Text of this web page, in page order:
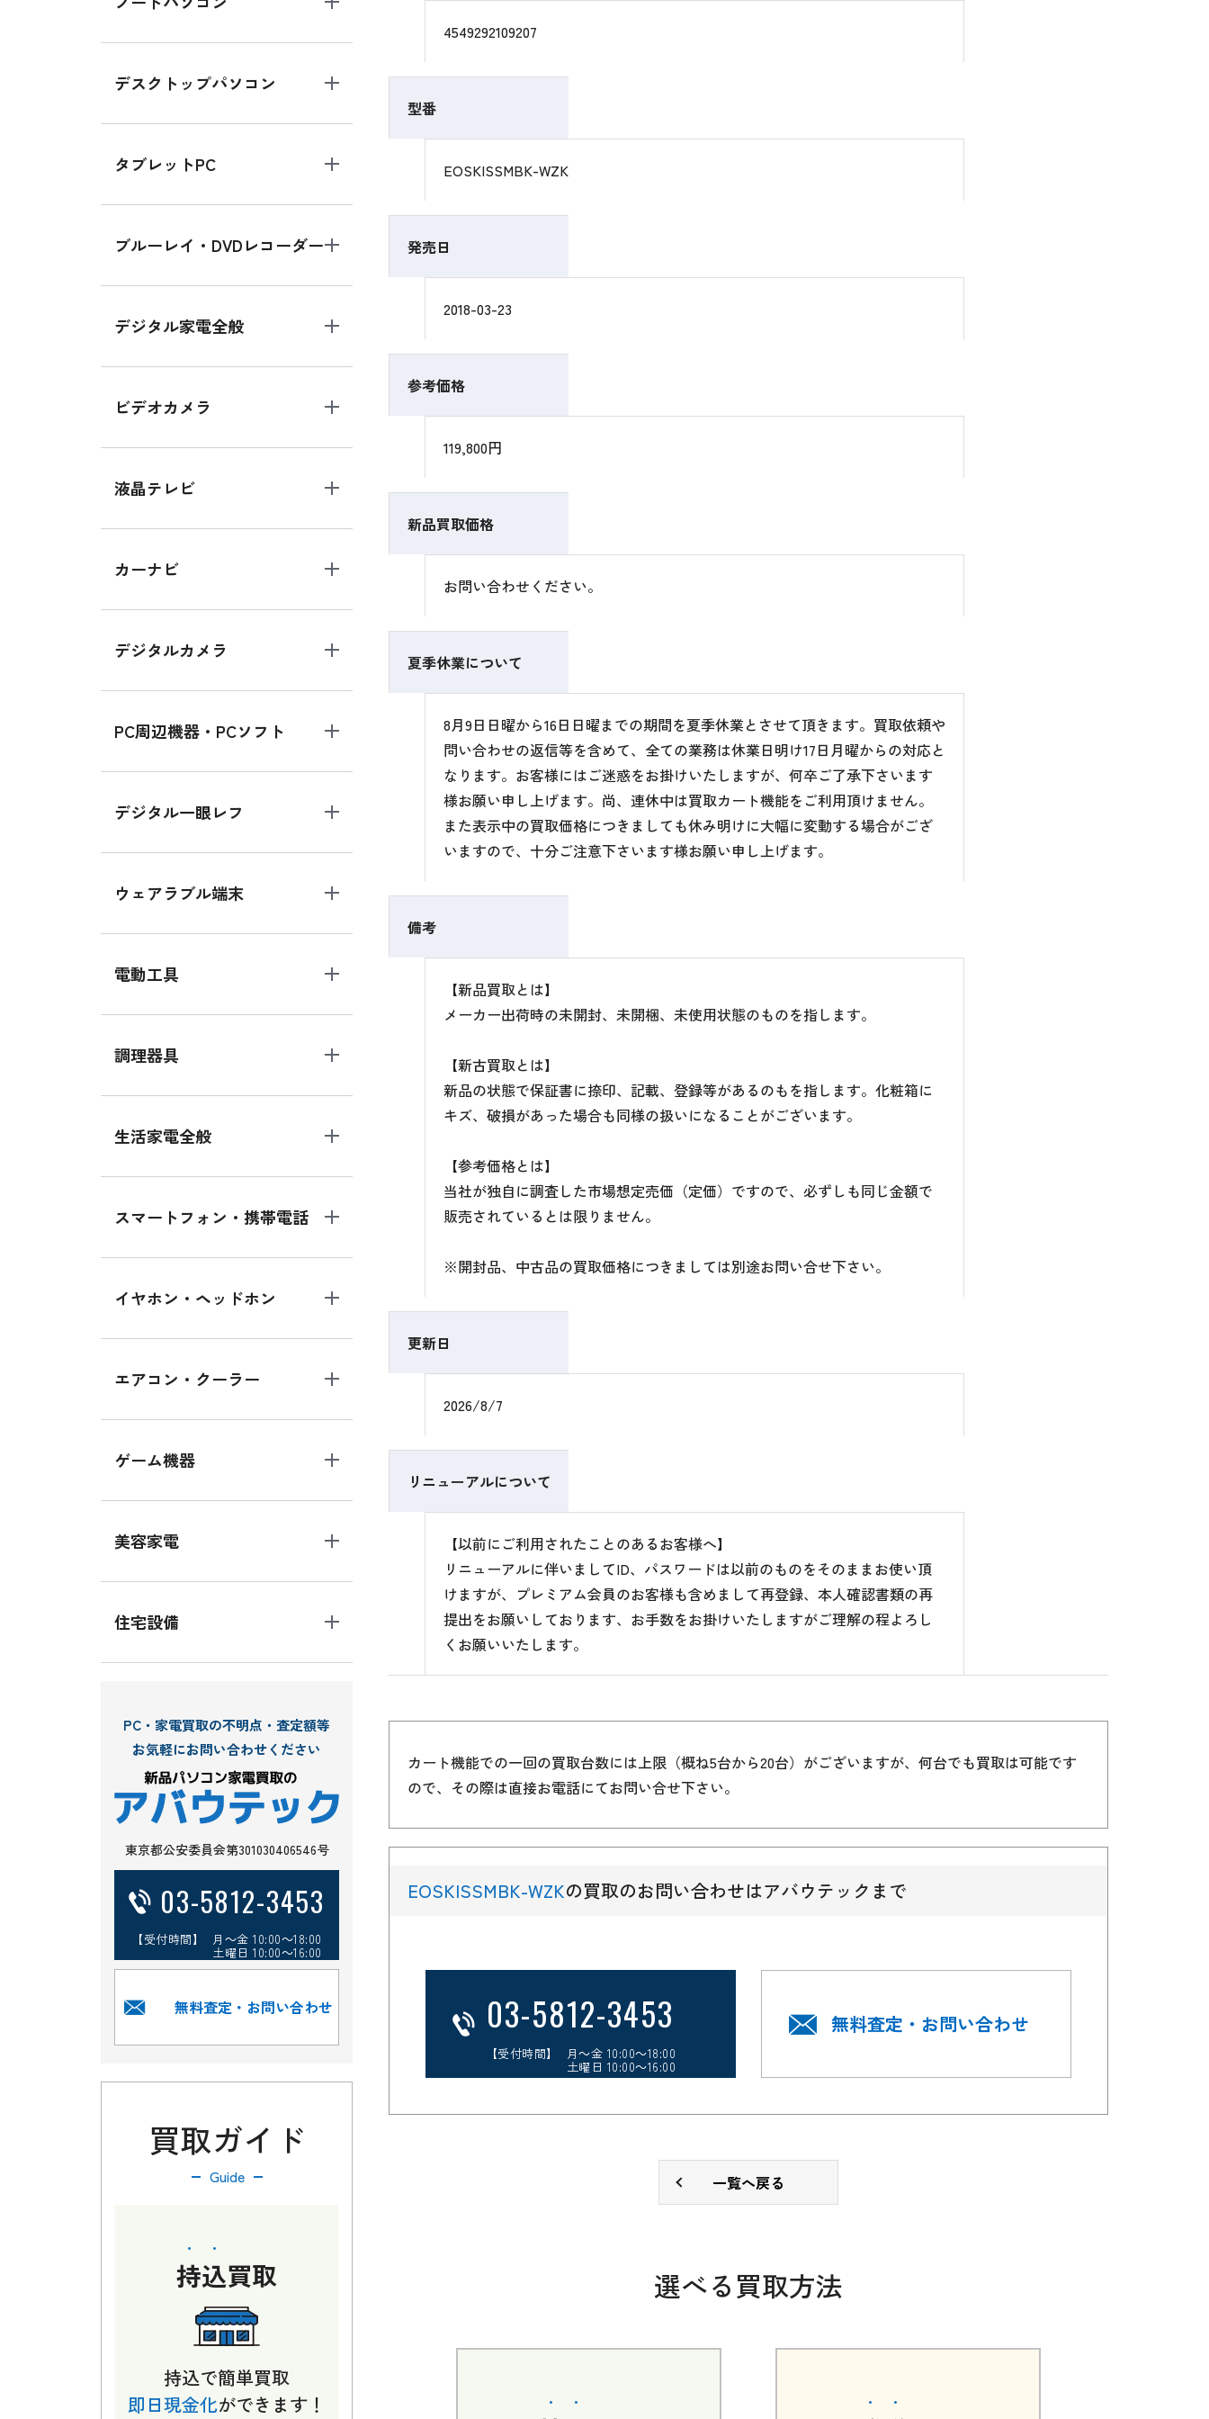
デスクトップパソコン
タブレットPC
ブルーレイ・DVDレコーダー
デジタル家電全般
ビデオカメラ
液晶テレビ
カーナビ
デジタルカメラ
PC周辺機器・PCソフト
デジタル一眼レフ
ウェアラブル端末
電動工具
調理器具
生活家電全般
スマートフォン・携帯電話
イヤホン・ヘッドホン
エアコン・クーラー
ゲーム機器
美容家電
住宅設備
PC・家電買取の不明点・査定額等
お気軽にお問い合わせください
東京都公安委員会第301030406546号
03-5812-3453
【受付時間】 月～金 10:00～18:00
土曜日 10:00～16:00
無料査定・お問い合わせ
買取ガイド
Guide
持込買取
持込で簡単買取
即日現金化ができます！
4549292109207
型番
EOSKISSMBK-WZK
発売日
2018-03-23
参考価格
119,800円
新品買取価格
お問い合わせください。
夏季休業について
8月9日日曜から16日日曜までの期間を夏季休業とさせて頂きます。買取依頼や
問い合わせの返信等を含めて、全ての業務は休業日明け17日月曜からの対応と
なります。お客様にはご迷惑をお掛けいたしますが、何卒ご了承下さいます
様お願い申し上げます。尚、連休中は買取カート機能をご利用頂けません。
また表示中の買取価格につきましても休み明けに大幅に変動する場合がござ
いますので、十分ご注意下さいます様お願い申し上げます。
備考
【新品買取とは】
メーカー出荷時の未開封、未開梱、未使用状態のものを指します。
【新古買取とは】
新品の状態で保証書に捺印、記載、登録等があるのもを指します。化粧箱に
キズ、破損があった場合も同様の扱いになることがございます。
【参考価格とは】
当社が独自に調査した市場想定売価（定価）ですので、必ずしも同じ金額で
販売されているとは限りません。
※開封品、中古品の買取価格につきましては別途お問い合せ下さい。
更新日
2026/8/7
リニューアルについて
【以前にご利用されたことのあるお客様へ】
リニューアルに伴いましてID、パスワードは以前のものをそのままお使い頂
けますが、プレミアム会員のお客様も含めまして再登録、本人確認書類の再
提出をお願いしております、お手数をお掛けいたしますがご理解の程よろし
くお願いいたします。
カート機能での一回の買取台数には上限（概ね5台から20台）がございますが、何台でも買取は可能です
ので、その際は直接お電話にてお問い合せ下さい。
EOSKISSMBK-WZKの買取のお問い合わせはアバウテックまで
03-5812-3453
【受付時間】 月～金 10:00～18:00
土曜日 10:00～16:00
無料査定・お問い合わせ
一覧へ戻る
選べる買取方法